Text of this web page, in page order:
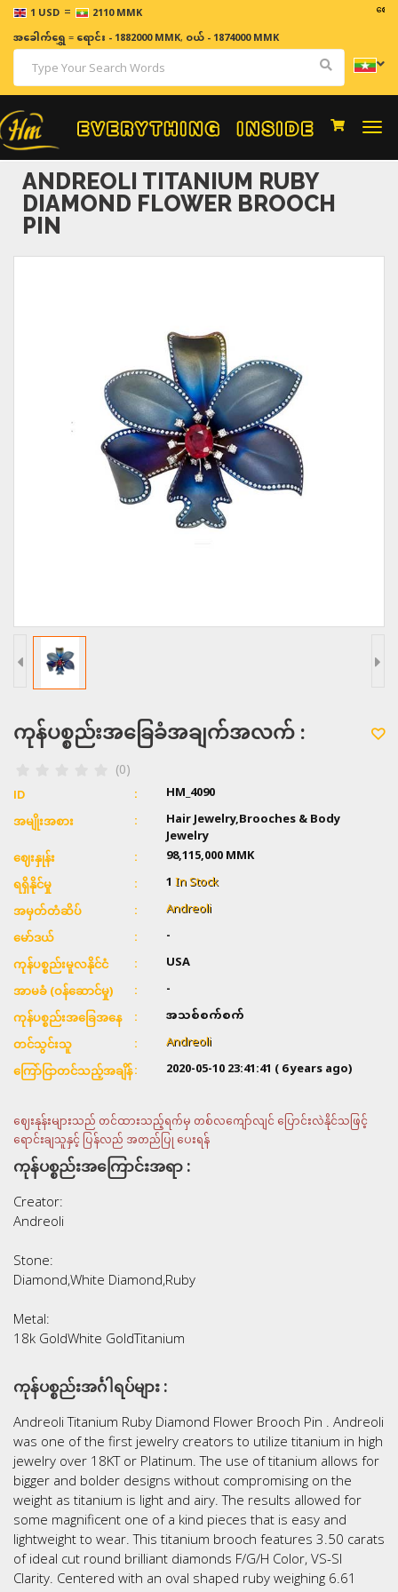
1 USD = 2110 MMK ဈေးနှု
အခေါက်ရွှေ=ရောင်း - 1882000 MMK, ဝယ် - 1874000 MMK
ANDREOLI TITANIUM RUBY
DIAMOND FLOWER BROOCH
PIN
ကုန်ပစ္စည်းအခြေခံအချက်အလက် :
(0)
ID HM_4090
အမျိုးအစား Hair Jewelry,Brooches & Body
Jewelry
ဈေးနှုန်း 98,115,000 MMK
ရရှိနိုင်မှု 1In Stock
အမှတ်တံဆိပ် Andreoli
မော်ဒယ် -
ကုန်ပစ္စည်းမူလနိုင်ငံ USA
အာမခံ (ဝန်ဆောင်မှု) -
ကုန်ပစ္စည်းအခြေအနေ အသစ်စက်စက်
တင်သွင်းသူ Andreoli
ကြော်ငြာတင်သည့်အချိန် 2020-05-10 23:41:41 ( 6 years ago)
ဈေးနုန်းများသည် တင်ထားသည့်ရက်မှ တစ်လကျော်လျင် ပြောင်းလဲနိုင်သဖြင့်
ရောင်းချသူနှင့် ပြန်လည် အတည်ပြု ပေးရန်
ကုန်ပစ္စည်းအကြောင်းအရာ :
Creator:
Andreoli
Stone:
Diamond,White Diamond,Ruby
Metal:
18k GoldWhite GoldTitanium
ကုန်ပစ္စည်းအင်္ဂါရပ်များ :
Andreoli Titanium Ruby Diamond Flower Brooch Pin . Andreoli
was one of the first jewelry creators to utilize titanium in high
jewelry over 18KT or Platinum. The use of titanium allows for
bigger and bolder designs without compromising on the
weight as titanium is light and airy. The results allowed for
some magnificent one of a kind pieces that is easy and
lightweight to wear. This titanium brooch features 3.50 carats
of ideal cut round brilliant diamonds F/G/H Color, VS-SI
Clarity. Centered with an oval shaped ruby weighing 6.61